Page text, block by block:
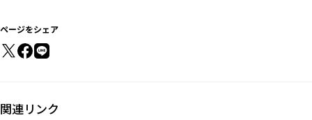
ページをシェア
関連リンク